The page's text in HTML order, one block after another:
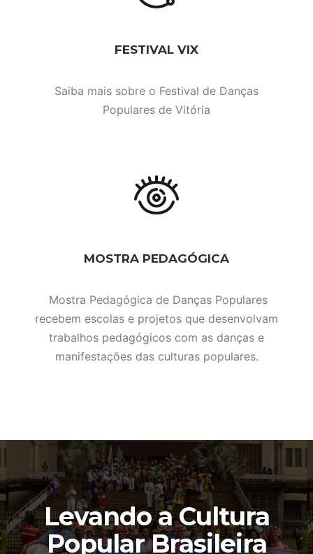
FESTIVAL VIX
Saiba mais sobre o Festival de Danças
Populares de Vitória
MOSTRA PEDAGÓGICA
Mostra Pedagógica de Danças Populares
recebem escolas e projetos que desenvolvam
trabalhos pedagógicos com as danças e
manifestações das culturas populares.
Levando a Cultura
Popular Brasileira